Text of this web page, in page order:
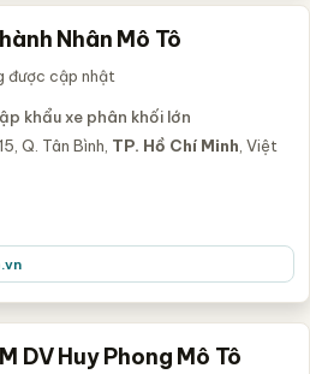
Nhân Mô Tô
được cập nhật
khẩu xe phân khối lớn
Q. Tân Bình, TP. Hồ Chí Minh , Việt
DV Huy Phong Mô Tô